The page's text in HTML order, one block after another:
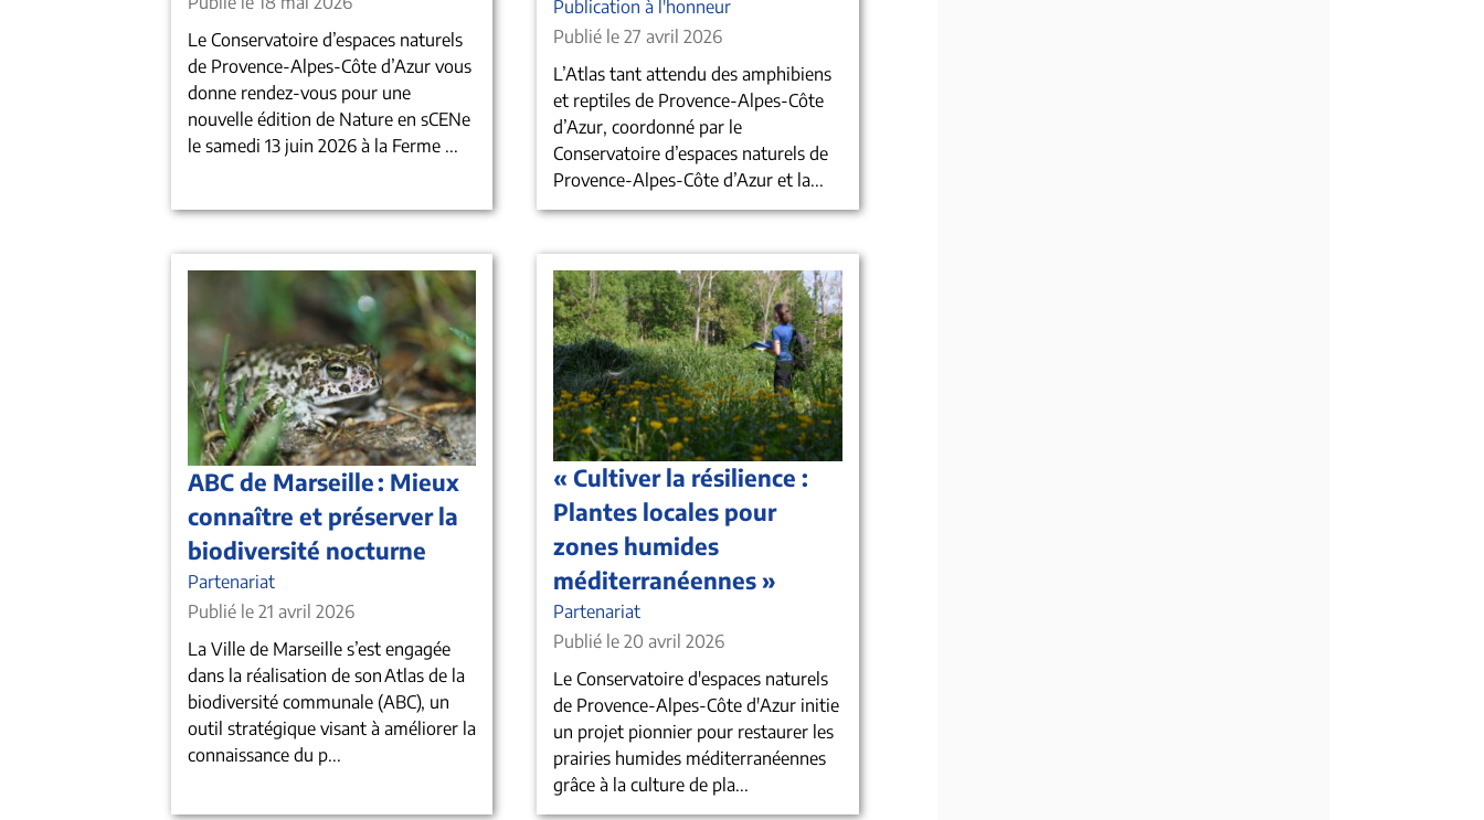
Le Conservatoire d’espaces naturels
de Provence-Alpes-Côte d’Azur vous
donne rendez-vous pour une
nouvelle édition de Nature en sCENe
le samedi 13 juin 2026 à la Ferme ...
Publication à l'honneur
Publié le 27 avril 2026
L’Atlas tant attendu des amphibiens
et reptiles de Provence-Alpes-Côte
d’Azur, coordonné par le
Conservatoire d’espaces naturels de
Provence-Alpes-Côte d’Azur et la...
ABC de Marseille : Mieux
connaître et préserver la
biodiversité nocturne
Partenariat
Publié le 21 avril 2026
La Ville de Marseille s’est engagée
dans la réalisation de son Atlas de la
biodiversité communale (ABC), un
outil stratégique visant à améliorer la
connaissance du p...
« Cultiver la résilience :
Plantes locales pour
zones humides
méditerranéennes »
Partenariat
Publié le 20 avril 2026
Le Conservatoire d'espaces naturels
de Provence-Alpes-Côte d'Azur initie
un projet pionnier pour restaurer les
prairies humides méditerranéennes
grâce à la culture de pla...